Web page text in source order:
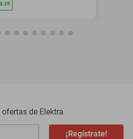
ofertas de Elektra
¡Regístrate!